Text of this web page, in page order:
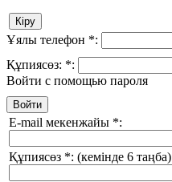
Ұялы телефон *:
Құпиясөз: *:
Войти с помощью пароля
E-mail мекенжайы *:
Құпиясөз *: (кемінде 6 таңба)